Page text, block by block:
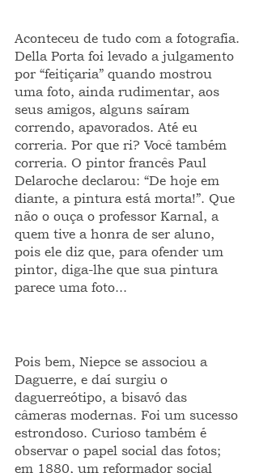
Aconteceu de tudo com a fotografia.
Della Porta foi levado a julgamento
por “feitiçaria” quando mostrou
uma foto, ainda rudimentar, aos
seus amigos, alguns saíram
correndo, apavorados. Até eu
correria. Por que ri? Você também
correria. O pintor francês Paul
Delaroche declarou: “De hoje em
diante, a pintura está morta!”. Que
não o ouça o professor Karnal, a
quem tive a honra de ser aluno,
pois ele diz que, para ofender um
pintor, diga-lhe que sua pintura
parece uma foto...
Pois bem, Niepce se associou a
Daguerre, e daí surgiu o
daguerreótipo, a bisavó das
câmeras modernas. Foi um sucesso
estrondoso. Curioso também é
observar o papel social das fotos;
em 1880, um reformador social